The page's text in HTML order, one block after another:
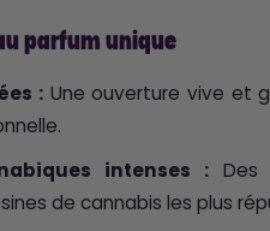
parfum unique
:Une ouverture vive et
intenses :Des
de cannabis les plus